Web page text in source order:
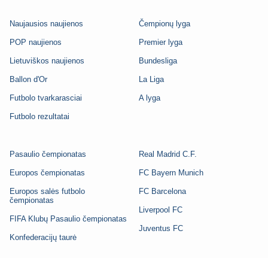
Naujausios naujienos
POP naujienos
Lietuviškos naujienos
Ballon d'Or
Futbolo tvarkarasciai
Futbolo rezultatai
Čempionų lyga
Premier lyga
Bundesliga
La Liga
A lyga
Pasaulio čempionatas
Europos čempionatas
Europos salės futbolo
čempionatas
FIFA Klubų Pasaulio čempionatas
Konfederacijų taurė
Real Madrid C.F.
FC Bayern Munich
FC Barcelona
Liverpool FC
Juventus FC